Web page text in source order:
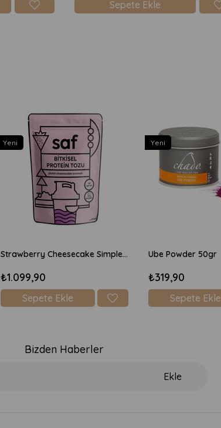
Sepete Ekle
Strawberry Cheesecake Simple Protein Mix 600gr
₺1.099,90
Sepete Ekle
Yeni
Ube Powder 50gr
₺319,90
Sepete Ekle
Yeni
Bizden Haberler
Ekle